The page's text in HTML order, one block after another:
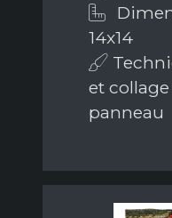
14x14
et
panneau